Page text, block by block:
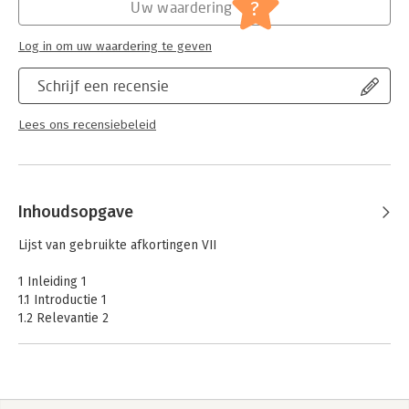
Schrijf een recensie
Lees ons recensiebeleid
Uw waardering ?
Log in om uw waardering te geven
Inhoudsopgave
Lijst van gebruikte afkortingen VII
1 Inleiding 1
1.1 Introductie 1
1.2 Relevantie 2